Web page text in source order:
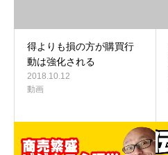
得よりも損の方が購買行
動は強化される
2018.10.12
動画